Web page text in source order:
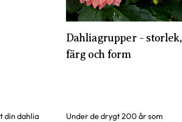
din dahlia
Dahliagrupper - storlek,
färg och form
Under de drygt 200 år som